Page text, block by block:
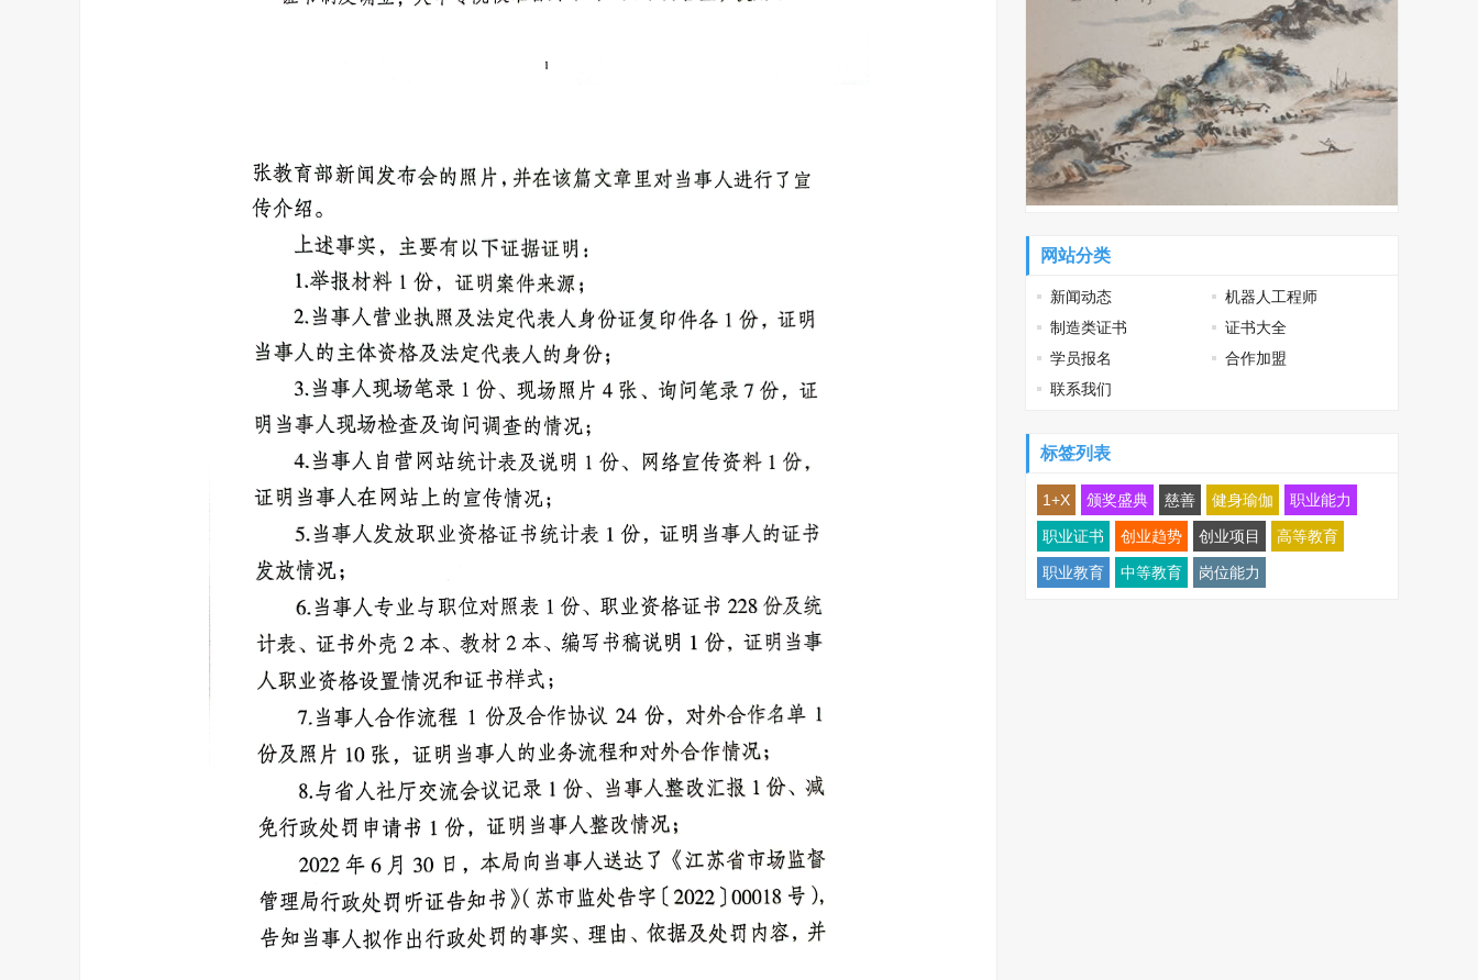
网站分类
新闻动态
机器人工程师
制造类证书
证书大全
学员报名
合作加盟
联系我们
标签列表
1+X 颁奖盛典 慈善 健身瑜伽 职业能力
职业证书 创业趋势 创业项目 高等教育
职业教育 中等教育 岗位能力